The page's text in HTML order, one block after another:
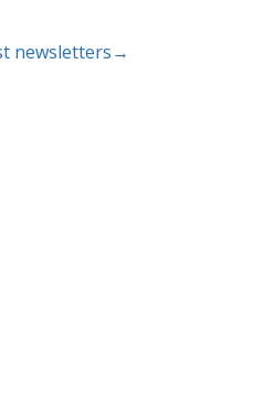
newsletters→